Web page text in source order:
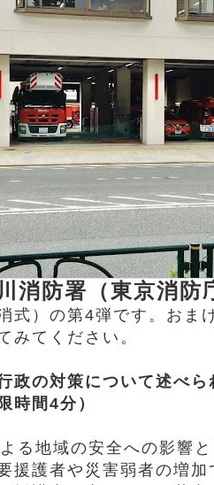
消防署（東京消防
式）の第4弾です。おま
みてください。
政の対策について述べら
時間4分）
る地域の安全への影響と
援護者や災害弱者の増加